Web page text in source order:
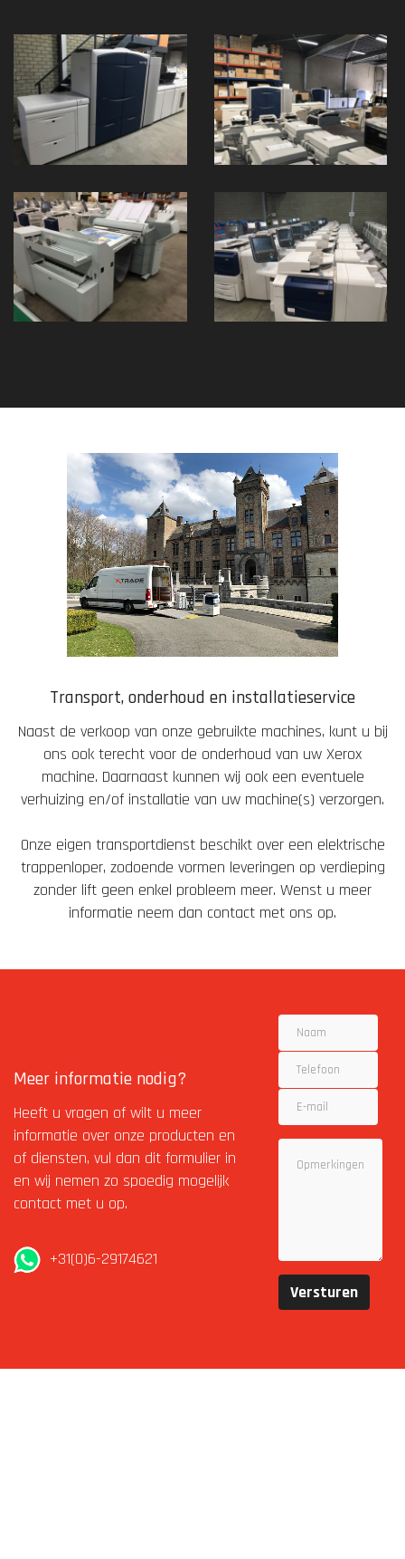
Transport, onderhoud en installatieservice
Naast de verkoop van onze gebruikte machines, kunt u bij
ons ook terecht voor de onderhoud van uw Xerox
machine. Daarnaast kunnen wij ook een eventuele
verhuizing en/of installatie van uw machine(s) verzorgen.
Onze eigen transportdienst beschikt over een elektrische
trappenloper, zodoende vormen leveringen op verdieping
zonder lift geen enkel probleem meer. Wenst u meer
informatie neem dan contact met ons op.
Meer informatie nodig?
Heeft u vragen of wilt u meer
informatie over onze producten en
of diensten, vul dan dit formulier in
en wij nemen zo spoedig mogelijk
contact met u op.
+31(0)6-29174621
Naam
Telefoon
mail
Versturen